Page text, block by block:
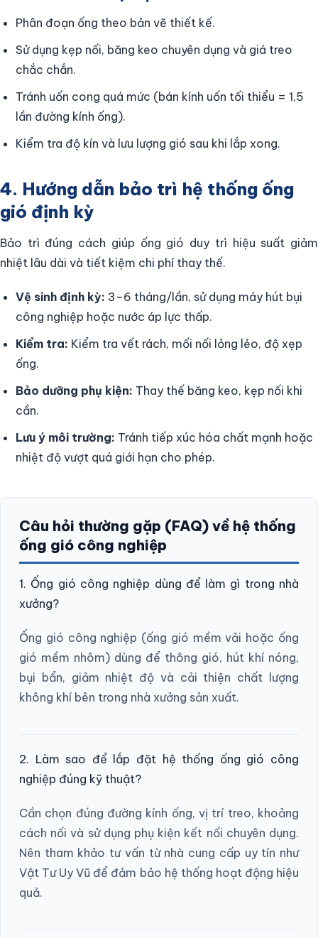
Phân đoạn ống theo bản vẽ thiết kế.
Sử dụng kẹp nối, băng keo chuyên dụng và giá treo
chắc chắn.
Tránh uốn cong quá mức (bán kính uốn tối thiểu = 1,5
lần đường kính ống).
Kiểm tra độ kín và lưu lượng gió sau khi lắp xong.
4. Hướng dẫn bảo trì hệ thống ống
gió định kỳ
Bảo trì đúng cách giúp ống gió duy trì hiệu suất giảm
nhiệt lâu dài và tiết kiệm chi phí thay thế.
Vệ sinh định kỳ: 3–6 tháng/lần, sử dụng máy hút bụi
công nghiệp hoặc nước áp lực thấp.
Kiểm tra: Kiểm tra vết rách, mối nối lỏng lẻo, độ xẹp
ống.
Bảo dưỡng phụ kiện: Thay thế băng keo, kẹp nối khi
cần.
Lưu ý môi trường: Tránh tiếp xúc hóa chất mạnh hoặc
nhiệt độ vượt quá giới hạn cho phép.
Câu hỏi thường gặp (FAQ) về hệ thống
ống gió công nghiệp
1. Ống gió công nghiệp dùng để làm gì trong nhà
xưởng?
Ống gió công nghiệp (ống gió mềm vải hoặc ống
gió mềm nhôm) dùng để thông gió, hút khí nóng,
bụi bẩn, giảm nhiệt độ và cải thiện chất lượng
không khí bên trong nhà xưởng sản xuất.
2. Làm sao để lắp đặt hệ thống ống gió công
nghiệp đúng kỹ thuật?
Cần chọn đúng đường kính ống, vị trí treo, khoảng
cách nối và sử dụng phụ kiện kết nối chuyên dụng.
Nên tham khảo tư vấn từ nhà cung cấp uy tín như
Vật Tư Uy Vũ để đảm bảo hệ thống hoạt động hiệu
quả.